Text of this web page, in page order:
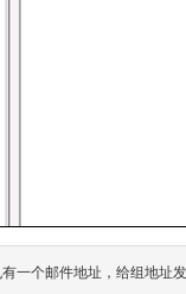
一个邮件地址，给组地址